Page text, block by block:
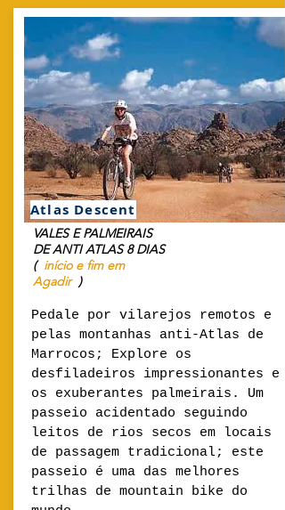
Atlas Descent
VALES E PALMEIRAIS
DE ANTI ATLAS 8 DIAS
( início e fim em
Agadir )
Pedale por vilarejos remotos e
pelas montanhas anti-Atlas de
Marrocos; Explore os
desfiladeiros impressionantes e
os exuberantes palmeirais. Um
passeio acidentado seguindo
leitos de rios secos em locais
de passagem tradicional; este
passeio é uma das melhores
trilhas de mountain bike do